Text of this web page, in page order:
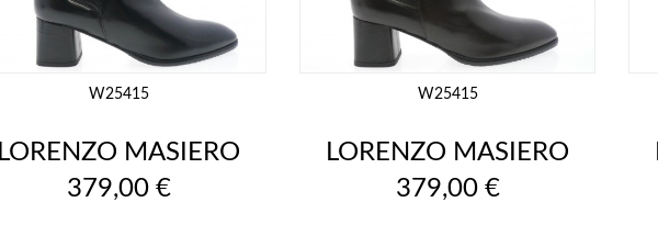
W25415
LORENZO MASIERO
Prix
379,00 €
W25415
LORENZO MASIERO
Prix
379,00 €